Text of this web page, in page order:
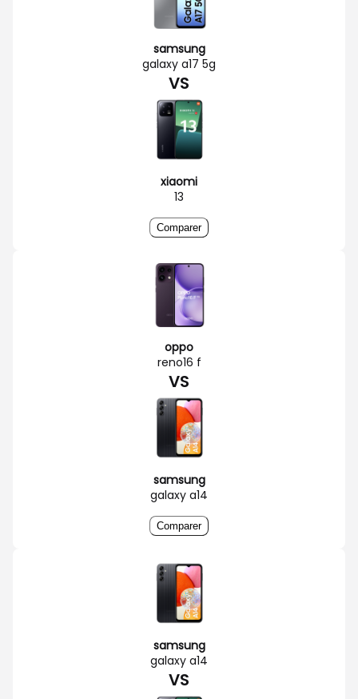
samsung
galaxy a17 5g
VS
xiaomi
13
Comparer
oppo
reno16 f
VS
samsung
galaxy a14
Comparer
samsung
galaxy a14
VS